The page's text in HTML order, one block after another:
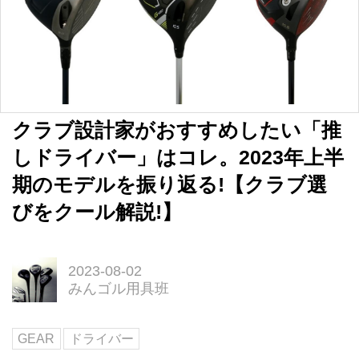
クラブ設計家がおすすめしたい「推
しドライバー」はコレ。2023年上半
期のモデルを振り返る!【クラブ選
びをクール解説!】
2023-08-02
みんゴル用具班
GEAR ドライバー